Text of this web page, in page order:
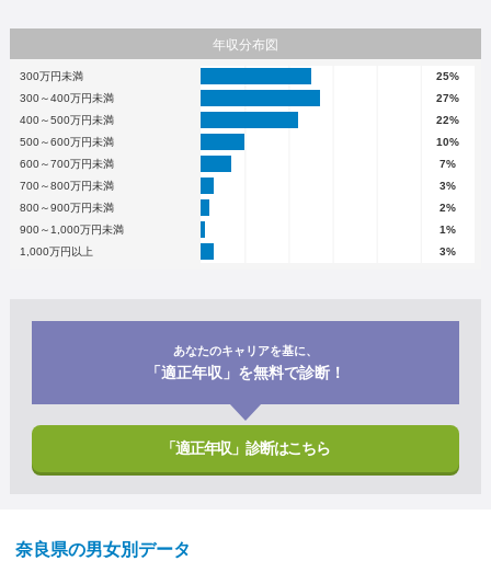
年収分布図
300万円未満
25%
300～400万円未満
27%
400～500万円未満
22%
500～600万円未満
10%
600～700万円未満
7%
700～800万円未満
3%
800～900万円未満
2%
900～1,000万円未満
1%
1,000万円以上
3%
あなたのキャリアを基に、
「適正年収」を無料で診断！
「適正年収」診断はこちら
奈良県の男女別データ